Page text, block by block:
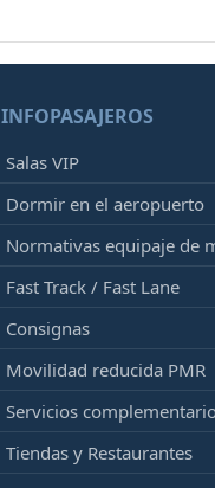
INFOPASAJEROS
Salas VIP
Dormir en el aeropuerto
Normativas equipaje de
Fast Track / Fast Lane
Consignas
Movilidad reducida PMR
Servicios
Tiendas y Restaurantes